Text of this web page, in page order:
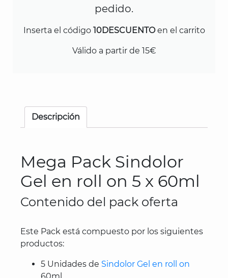
pedido.
Inserta el código 10DESCUENTOen el carrito
Válido a partir de 15€
Descripción
Mega Pack Sindolor
Gel en roll on 5 x 60ml
Contenido del pack oferta
Este Pack está compuesto por los siguientes
productos:
5 Unidades de Sindolor Gel en roll on